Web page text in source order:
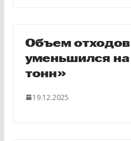
Объем отходов
уменьшился
тонн»
19.12.2025